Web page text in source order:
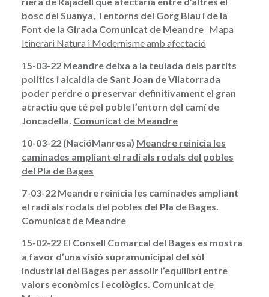
bosc del Suanya, i entorns del Gorg Blau i de la
Font de la Girada Comunicat de Meandre Mapa
Itinerari Natura i Modernisme amb afectació
15-03-22 Meandre deixa a la teulada dels partits
polítics i alcaldia de Sant Joan de Vilatorrada
poder perdre o preservar definitivament el gran
atractiu que té pel poble l’entorn del camí de
Joncadella. Comunicat de Meandre
10-03-22 (NacióManresa) Meandre reinicia les
caminades ampliant el radi als rodals del pobles
del Pla de Bages
7-03-22 Meandre reinicia les caminades ampliant
el radi als rodals del pobles del Pla de Bages.
Comunicat de Meandre
15-02-22 El Consell Comarcal del Bages es mostra
a favor d’una visió supramunicipal del sòl
industrial del Bages per assolir l’equilibri entre
valors econòmics i ecològics. Comunicat de